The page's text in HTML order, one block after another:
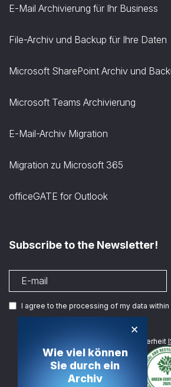
E-Mail Archivierung für Ihr Business
File-Archiv und Backup für Ihre Daten
Microsoft SharePoint Archiv und
Microsoft Teams Archivierung
E-Mail-Archiv Migration
Migration zu Microsoft 365
officeGATE for Outlook
Subscribe to the Newsletter!
I agree to the processing of my data within
Wir sind im Bereich Datensicherheit
×
Wie viel können
Sie durch ein
Archiv